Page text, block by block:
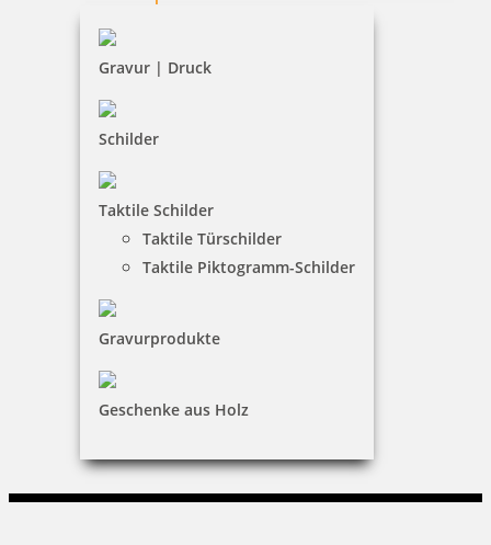
Gravur | Druck
Schilder
Taktile Schilder
Taktile Türschilder
Taktile Piktogramm-Schilder
Gravurprodukte
Geschenke aus Holz
Widerruf
Barrierefreiheit
Vertrag widerrufen
Mein Konto
KONTAKT
Witte Vertriebs GmbH
0351 481 74 60